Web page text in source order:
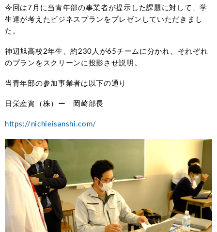
今回は7月に当青年部の事業者が提示した課題に対して、学
生達が考えたビジネスプランをプレゼンしていただきまし
た。
神辺旭高校2年生、約230人が65チームに分かれ、それぞれ
のプランをスクリーンに投影させ説明。
当青年部の参加事業者は以下の通り
日栄産資（株）ー 岡崎部長
https://nichieisanshi.com/